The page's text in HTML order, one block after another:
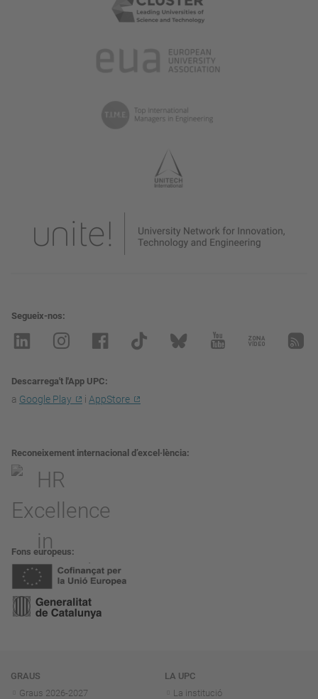
Segueix-nos
Descarrega't l'App UPC
a Google Play i AppStore
Reconeixement internacional d’excel·lència
Fons europeus
Navegació
GRAUS
Graus 2026-2027
LA UPC
La institució